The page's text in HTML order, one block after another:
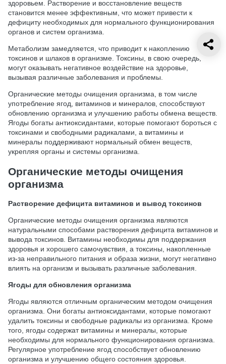
здоровьем. Растворение и восстановление веществ
становится менее эффективным, что может привести к
дефициту необходимых для нормального функционирования
органов и систем организма.
Метаболизм замедляется, что приводит к накоплению
токсинов и шлаков в организме. Токсины, в свою очередь,
могут оказывать негативное воздействие на здоровье,
вызывая различные заболевания и проблемы.
Органические методы очищения организма, в том числе
употребление ягод, витаминов и минералов, способствуют
обновлению организма и улучшению работы обмена веществ.
Ягоды богаты антиоксидантами, которые помогают бороться с
токсинами и свободными радикалами, а витамины и
минералы поддерживают нормальный обмен веществ,
укрепляя органы и системы организма.
Органические методы очищения
организма
Растворение дефицита витаминов и вывод токсинов
Органические методы очищения организма являются
натуральными способами растворения дефицита витаминов и
вывода токсинов. Витамины необходимы для поддержания
здоровья и хорошего самочувствия, а токсины, накопленные
из-за неправильного питания и образа жизни, могут негативно
влиять на организм и вызывать различные заболевания.
Ягоды для обновления организма
Ягоды являются отличным органическим методом очищения
организма. Они богаты антиоксидантами, которые помогают
удалить токсины и свободные радикалы из организма. Кроме
того, ягоды содержат витамины и минералы, которые
необходимы для нормального функционирования организма.
Регулярное употребление ягод способствует обновлению
организма и улучшению общего состояния здоровья.